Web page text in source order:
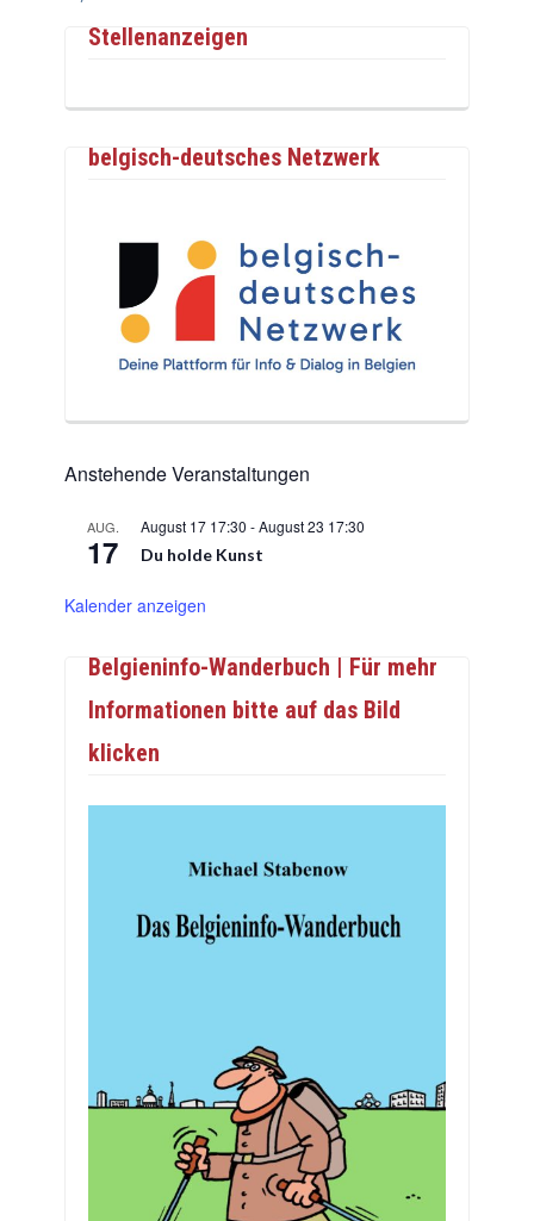
Stellenanzeigen
belgisch-deutsches Netzwerk
Anstehende Veranstaltungen
AUG.
17
August 17 17:30 -August 23 17:30
Du holde Kunst
Kalender anzeigen
Belgieninfo-Wanderbuch | Für mehr
Informationen bitte auf das Bild
klicken